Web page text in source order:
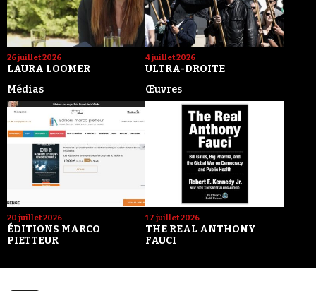
26 juillet 2026
LAURA LOOMER
4 juillet 2026
ULTRA-DROITE
Médias
20 juillet 2026
ÉDITIONS MARCO
PIETTEUR
Œuvres
17 juillet 2026
THE REAL ANTHONY
FAUCI